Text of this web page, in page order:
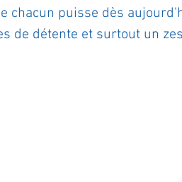
chacun puisse dès
de détente et surtout un